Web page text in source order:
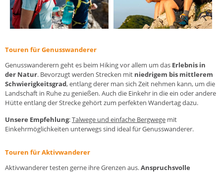
Touren für Genusswanderer
Genusswanderern geht es beim Hiking vor allem um das Erlebnis in
der Natur. Bevorzugt werden Strecken mit niedrigem bis mittlerem
Schwierigkeitsgrad, entlang derer man sich Zeit nehmen kann, um die
Landschaft in Ruhe zu genießen. Auch die Einkehr in die ein oder andere
Hütte entlang der Strecke gehört zum perfekten Wandertag dazu.
Unsere Empfehlung:Talwege und einfache Bergwege mit
Einkehrmöglichkeiten unterwegs sind ideal für Genusswanderer.
Touren für Aktivwanderer
Aktivwanderer testen gerne ihre Grenzen aus.Anspruchsvolle